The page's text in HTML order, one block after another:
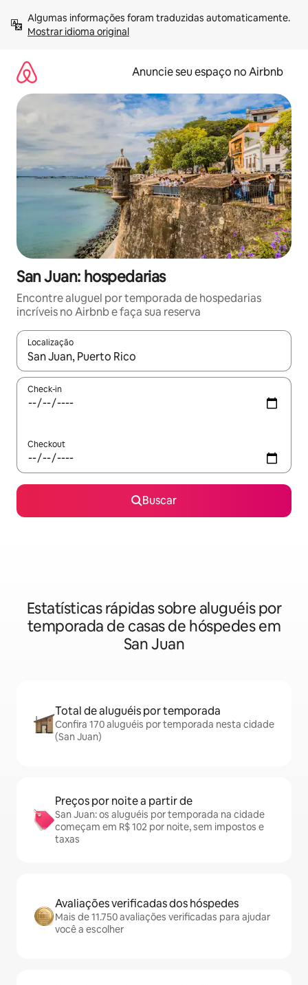
para
Mostrar idioma original
Anuncie seu espaço no Airbnb
San Juan: hospedarias
Encontre aluguel por temporada de hospedarias
incríveis no Airbnb e faça sua reserva
Localização
Quando os resultados estiverem disponíveis, explore-os
Check-in
Checkout
Buscar
Estatísticas rápidas sobre aluguéis por
temporada de casas de hóspedes em
San Juan
Total de aluguéis por temporada
Confira 170 aluguéis por temporada nesta cidade
(San Juan)
Preços por noite a partir de
San Juan: os aluguéis por temporada na cidade
começam em R$ 102 por noite, sem impostos e
taxas
Avaliações verificadas dos hóspedes
Mais de 11.750 avaliações verificadas para ajudar
você a escolher